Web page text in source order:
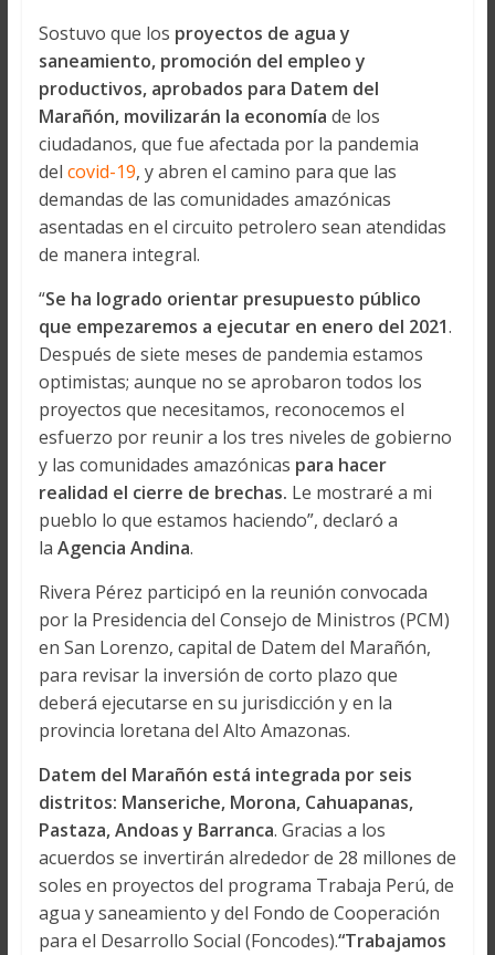
Sostuvo que los proyectos de agua y
saneamiento, promoción del empleo y
productivos, aprobados para Datem del
Marañón, movilizarán la economía de los
ciudadanos, que fue afectada por la pandemia
del covid-19, y abren el camino para que las
demandas de las comunidades amazónicas
asentadas en el circuito petrolero sean atendidas
de manera integral.
“Se ha logrado orientar presupuesto público
que empezaremos a ejecutar en enero del 2021.
Después de siete meses de pandemia estamos
optimistas; aunque no se aprobaron todos los
proyectos que necesitamos, reconocemos el
esfuerzo por reunir a los tres niveles de gobierno
y las comunidades amazónicas para hacer
realidad el cierre de brechas. Le mostraré a mi
pueblo lo que estamos haciendo”, declaró a
la Agencia Andina.
Rivera Pérez participó en la reunión convocada
por la Presidencia del Consejo de Ministros (PCM)
en San Lorenzo, capital de Datem del Marañón,
para revisar la inversión de corto plazo que
deberá ejecutarse en su jurisdicción y en la
provincia loretana del Alto Amazonas.
Datem del Marañón está integrada por seis
distritos: Manseriche, Morona, Cahuapanas,
Pastaza, Andoas y Barranca. Gracias a los
acuerdos se invertirán alrededor de 28 millones de
soles en proyectos del programa Trabaja Perú, de
agua y saneamiento y del Fondo de Cooperación
para el Desarrollo Social (Foncodes).“Trabajamos